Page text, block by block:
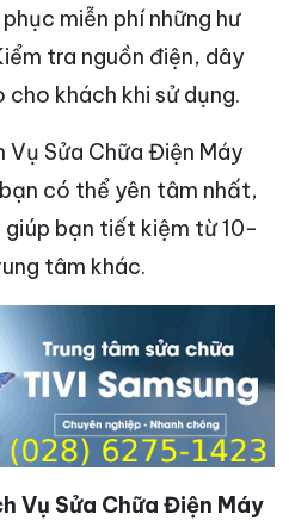
miễn phí những hư
tra nguồn điện, dây
khách khi sử dụng.
Vụ Sửa Chữa Điện Máy
có thể yên tâm nhất,
bạn tiết kiệm từ 10-
tâm khác.
Vụ Sửa Chữa Điện Máy